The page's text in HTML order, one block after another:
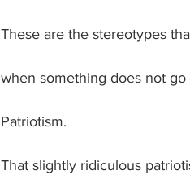
These are the stereotypes
when something does not
Patriotism.
That slightly ridiculous